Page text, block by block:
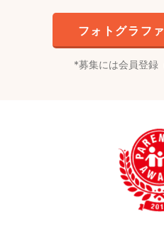
フォトグラフ
募集には会員登録